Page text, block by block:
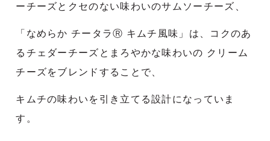
ーチーズとクセのない味わいのサムソーチーズ、
「なめらか チータラⓇ キムチ風味」は、コクのあ
るチェダーチーズとまろやかな味わいの クリーム
チーズをブレンドすることで、
キムチの味わいを引き立てる設計になっていま
す。